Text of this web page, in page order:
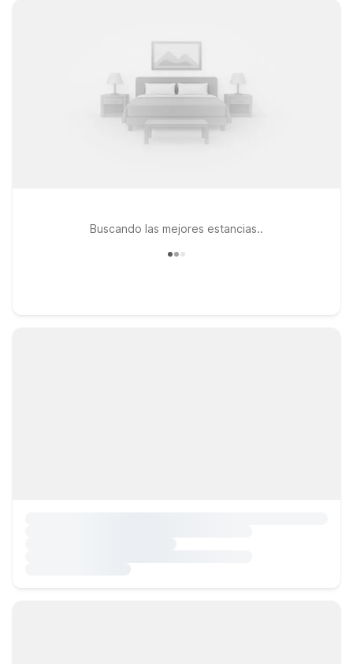
Buscando las mejores estancias..